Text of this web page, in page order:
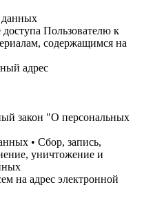
данных
доступа Пользователю к
содержащимся на
адрес
закон "О персональных
• Сбор, запись,
уничтожение и
на адрес электронной